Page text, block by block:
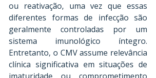
ou reativação, uma vez que essas
diferentes formas de infecção são
geralmente controladas por um
sistema imunológico íntegro.
Entretanto, o CMV assume relevância
clínica significativa em situações de